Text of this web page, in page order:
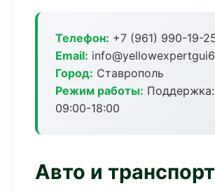
Телефон: +7 (961) 990-19-
Email:
Город: Ставрополь
Режим работы:
09:00-18:00
Авто и